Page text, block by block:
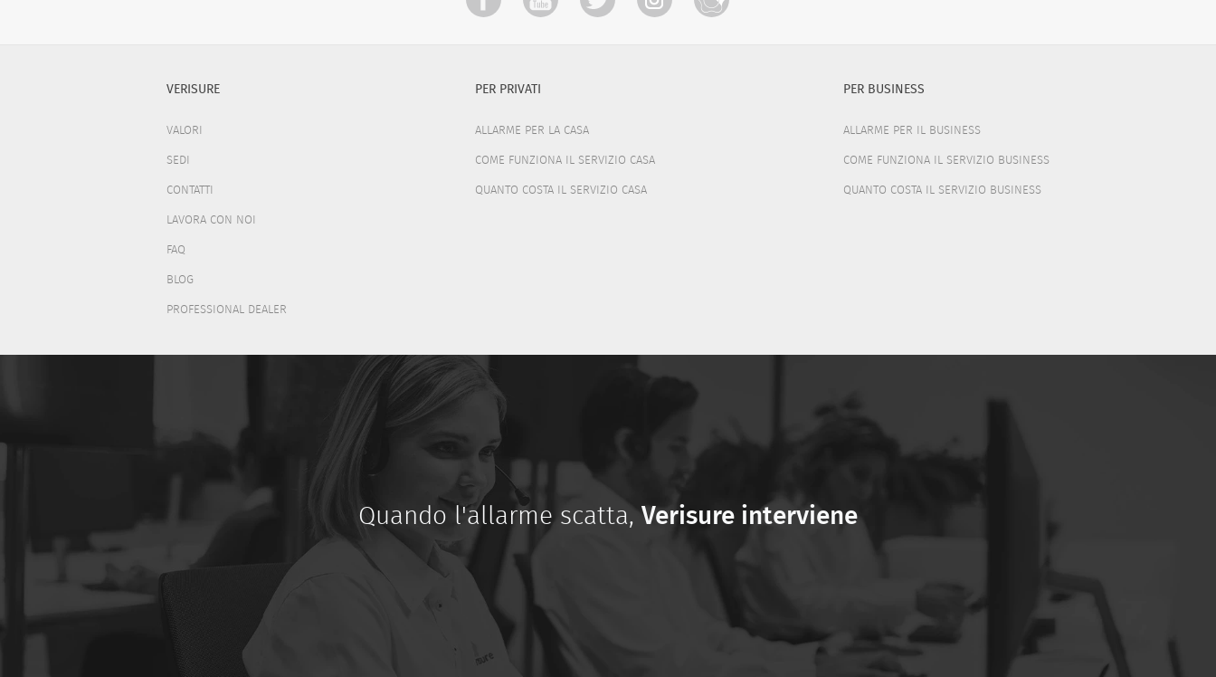
VERISURE
VALORI
SEDI
CONTATTI
LAVORA CON NOI
FAQ
BLOG
PROFESSIONAL DEALER
PER PRIVATI
ALLARME PER LA CASA
COME FUNZIONA IL SERVIZIO CASA
QUANTO COSTA IL SERVIZIO CASA
PER BUSINESS
ALLARME PER IL BUSINESS
COME FUNZIONA IL SERVIZIO BUSINESS
QUANTO COSTA IL SERVIZIO BUSINESS
Quando l'allarme scatta,Verisure interviene